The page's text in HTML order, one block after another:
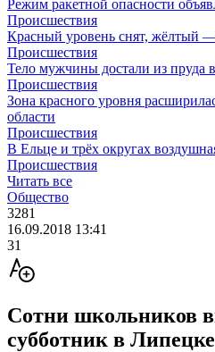
Режим ракетной опасности
Происшествия
Красный уровень снят, жёлтый —
Происшествия
Тело мужчины достали из пруда
Происшествия
Зона красного уровня
области
Происшествия
В Ельце и трёх округах
Происшествия
Читать все
Общество
3281
16.09.2018 13:41
31
Сотни школьников
субботник в Липецке